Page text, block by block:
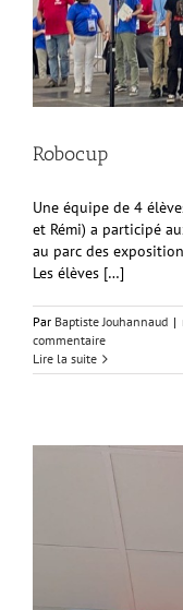
Robocup
Une équipe de 4
et Rémi) a participé
au parc des
Les élèves […]
Par Baptiste Jouhannaud |
commentaire
Lire la suite